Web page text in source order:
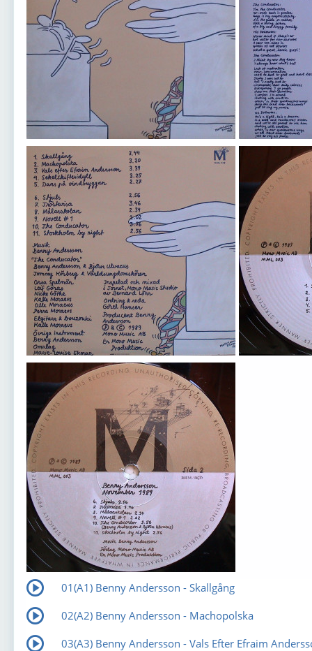
01(А1) Benny Andersson - Skallgång
02(А2) Benny Andersson - Machopolska
03(А3) Benny Andersson - Vals Efter Efraim